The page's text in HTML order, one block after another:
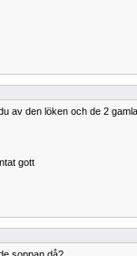
av den löken och de 2
gott